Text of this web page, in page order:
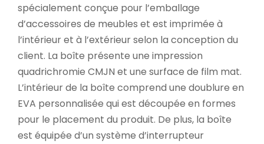
spécialement conçue pour l’emballage
d’accessoires de meubles et est imprimée à
l’intérieur et à l’extérieur selon la conception du
client. La boîte présente une impression
quadrichromie CMJN et une surface de film mat.
L’intérieur de la boîte comprend une doublure en
EVA personnalisée qui est découpée en formes
pour le placement du produit. De plus, la boîte
est équipée d’un système d’interrupteur